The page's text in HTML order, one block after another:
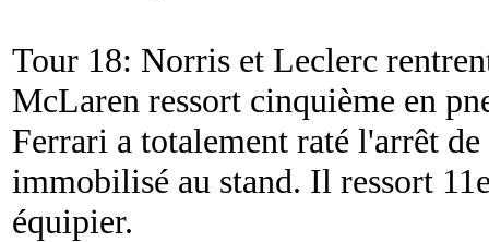
Tour 18: Norris et Leclerc
McLaren ressort cinquième en
Ferrari a totalement raté l'arrêt
immobilisé au stand. Il ressort
équipier.